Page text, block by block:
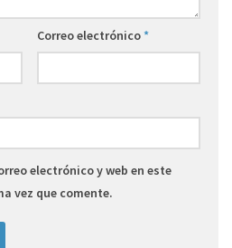
Correo electrónico*
electrónico y web en este
vez que comente.